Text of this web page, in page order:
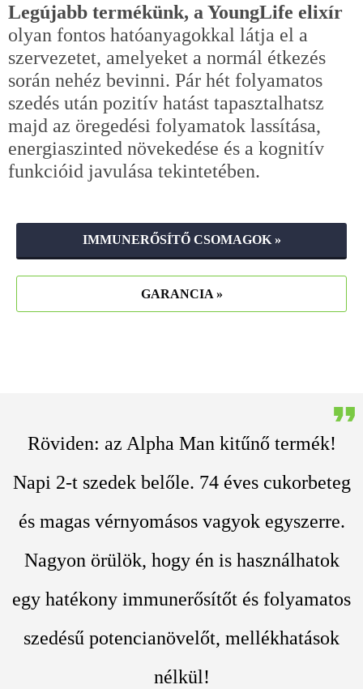
Legújabb termékünk, a YoungLife elixír
olyan fontos hatóanyagokkal látja el a
szervezetet, amelyeket a normál étkezés
során nehéz bevinni. Pár hét folyamatos
szedés után pozitív hatást tapasztalhatsz
majd az öregedési folyamatok lassítása,
energiaszinted növekedése és a kognitív
funkcióid javulása tekintetében.
IMMUNERŐSÍTŐ CSOMAGOK »
GARANCIA »
Röviden: az Alpha Man kitűnő termék!
Napi 2-t szedek belőle. 74 éves cukorbeteg
és magas vérnyomásos vagyok egyszerre.
Nagyon örülök, hogy én is használhatok
egy hatékony immunerősítőt és folyamatos
szedésű potencianövelőt, mellékhatások
nélkül!